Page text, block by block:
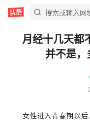
月经十几天都
并不是
女性进入青春期以后